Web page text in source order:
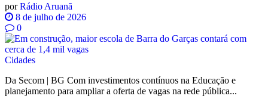
por Rádio Aruanã
8 de julho de 2026
0
Cidades
Da Secom | BG Com investimentos contínuos na Educação e
planejamento para ampliar a oferta de vagas na rede pública...